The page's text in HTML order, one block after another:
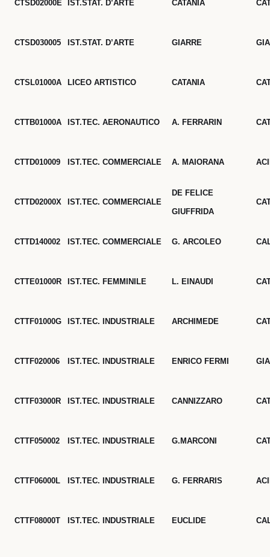
CTSD02000E IST.STAT. D’ARTE CATANIA
CTSD030005 IST.STAT. D’ARTE GIARRE
CTSL01000A LICEO ARTISTICO CATANIA
CTTB01000A IST.TEC. AERONAUTICO A. FERRARIN
CTTD010009 IST.TEC. COMMERCIALE A. MAIORANA
CTTD02000X IST.TEC. COMMERCIALE
DE FELICE
GIUFFRIDA
CTTD140002 IST.TEC. COMMERCIALE G. ARCOLEO
CTTE01000R IST.TEC. FEMMINILE L. EINAUDI
CTTF01000G IST.TEC. INDUSTRIALE ARCHIMEDE
CTTF020006 IST.TEC. INDUSTRIALE ENRICO FERMI
CTTF03000R IST.TEC. INDUSTRIALE CANNIZZARO
CTTF050002 IST.TEC. INDUSTRIALE G.MARCONI
CTTF06000L IST.TEC. INDUSTRIALE G. FERRARIS
CTTF08000T IST.TEC. INDUSTRIALE EUCLIDE